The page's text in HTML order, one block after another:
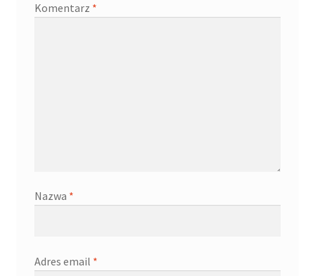
Komentarz *
Nazwa *
Adres email *